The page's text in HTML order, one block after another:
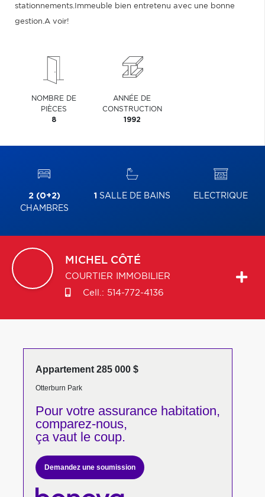
stationnements.Immeuble bien entretenu avec une bonne
gestion.A voir!
NOMBRE DE
PIÈCES
8
ANNÉE DE
CONSTRUCTION
1992
2 (0+2)
CHAMBRES
1 SALLE DE BAINS ELECTRIQUE
MICHEL CÔTÉ
COURTIER IMMOBILIER
Cell.: 514-772-4136
Appartement 285 000 $
Otterburn Park
Pour votreassurance habitation,
comparez-nous,
ça vaut le coup.
Demandez une soumission